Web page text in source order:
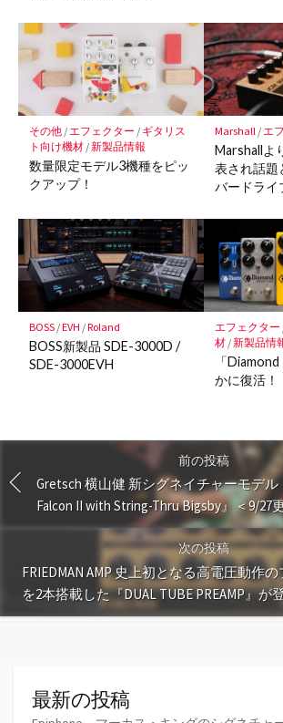
その他/エフェクター / ギタリス
ト向け機材/新製品情報
数量限定モデル3機種をピッ
クアップ！
Marshall/エ
Marshallよ
表され話題
バードライ
BOSS/EVH /Roland
BOSS新製品 SDE-3000D /
SDE-3000EVH
エフェクター
材/新製品情
「
かに復活！
前の投稿
Gretsch 横山健 新シグネイチャーモデル
Falcon II with String-Thru Bigsby』＜9/27
次の投稿
FRIEDMAN AMP 史上初となる高電圧動作
を2本搭載した『DUAL TUBE PREAMP』が
最新の投稿